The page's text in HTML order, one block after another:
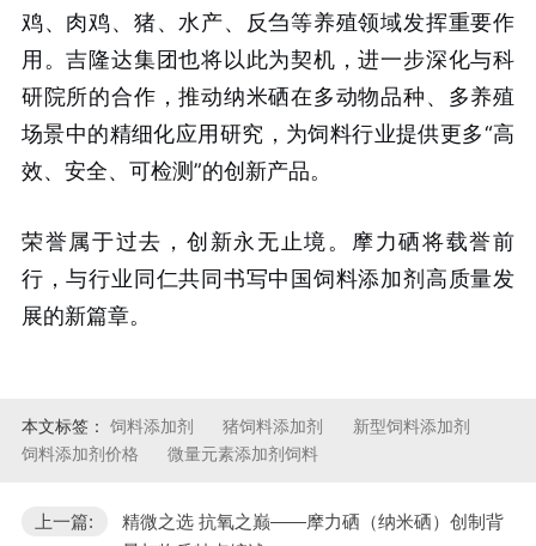
鸡、肉鸡、猪、水产、反刍等养殖领域发挥重要作
用。吉隆达集团也将以此为契机，进一步深化与科
研院所的合作，推动纳米硒在多动物品种、多养殖
场景中的精细化应用研究，为饲料行业提供更多“高
效、安全、可检测”的创新产品。
荣誉属于过去，创新永无止境。摩力硒将载誉前
行，与行业同仁共同书写中国饲料添加剂高质量发
展的新篇章。
本文标签： 饲料添加剂 猪饲料添加剂
新型饲料添加剂
饲料添加剂价格
微量元素添加剂饲料
上一篇:
精微之选 抗氧之巅——摩力硒（纳米硒）创制背